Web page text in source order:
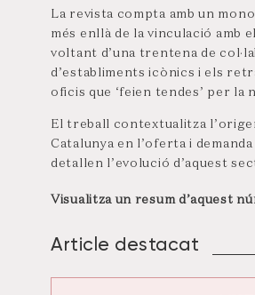
La revista compta amb un
més enllà de la vinculació amb
voltant d’una trentena de
d’establiments icònics i els
oficis que ‘feien tendes’ per la
El treball contextualitza
Catalunya en l’oferta i
detallen l’evolució d’aquest
Visualitza un resum d’aquest
Article destacat